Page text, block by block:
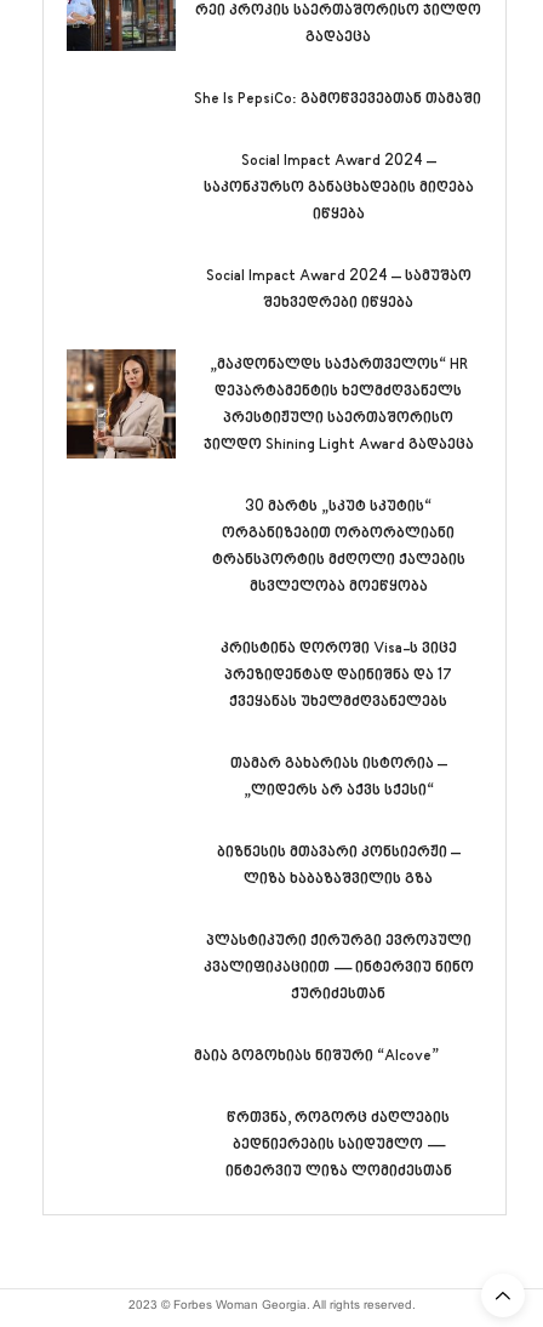
რეი კროკის საერთაშორისო ჯილდო
გადაეცა
She Is PepsiCo: გამოწვევებთან თამაში
Social Impact Award 2024 –
საკონკურსო განაცხადების მიღება
იწყება
Social Impact Award 2024 – სამუშაო
შეხვედრები იწყება
„მაკდონალდს საქართველოს“ HR
დეპარტამენტის ხელმძღვანელს
პრესტიჟული საერთაშორისო
ჯილდო Shining Light Award გადაეცა
30 მარტს „სკუტ სკუტის“
ორგანიზებით ორბორბლიანი
ტრანსპორტის მძღოლი ქალების
მსვლელობა მოეწყობა
კრისტინა დოროში Visa-ს ვიცე
პრეზიდენტად დაინიშნა და 17
ქვეყანას უხელმძღვანელებს
თამარ გახარიას ისტორია –
„ლიდერს არ აქვს სქესი“
ბიზნესის მთავარი კონსიერჟი –
ლიზა ხაბაზაშვილის გზა
პლასტიკური ქირურგი ევროპული
კვალიფიკაციით — ინტერვიუ ნინო
ქურიძესთან
მაია გოგოხიას ნიშური “Alcove”
წრთვნა, როგორც ძაღლების
ბედნიერების საიდუმლო —
ინტერვიუ ლიზა ლომიძესთან
2023 © Forbes Woman Georgia. All rights reserved.